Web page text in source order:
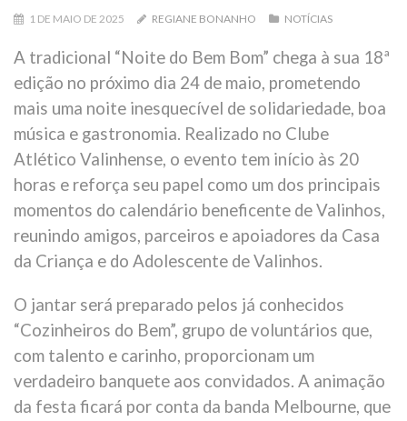
1 DE MAIO DE 2025 REGIANE BONANHO NOTÍCIAS
A tradicional “Noite do Bem Bom” chega à sua 18ª
edição no próximo dia 24 de maio, prometendo
mais uma noite inesquecível de solidariedade, boa
música e gastronomia. Realizado no Clube
Atlético Valinhense, o evento tem início às 20
horas e reforça seu papel como um dos principais
momentos do calendário beneficente de Valinhos,
reunindo amigos, parceiros e apoiadores da Casa
da Criança e do Adolescente de Valinhos.
O jantar será preparado pelos já conhecidos
“Cozinheiros do Bem”, grupo de voluntários que,
com talento e carinho, proporcionam um
verdadeiro banquete aos convidados. A animação
da festa ficará por conta da banda Melbourne, que